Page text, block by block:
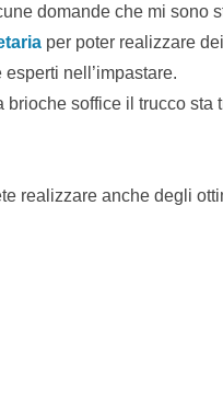
domande che mi sono
per poter realizzare
nell’impastare.
soffice il trucco sta
realizzare anche degli